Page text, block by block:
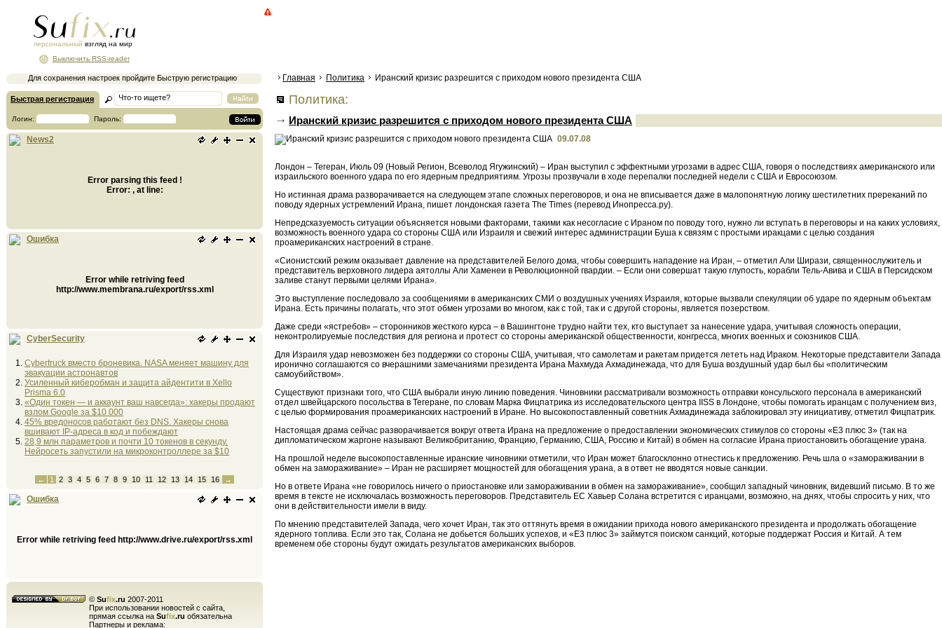
персональный взгляд на мир
Для сохранения настроек пройдите Быструю регистрацию
Выключить RSS-reader
Быстрая регистрация
Логин: Пароль:
News2
Error parsing this feed !
Error: , at line:
Ошибка
Error while retriving feed
http://www.membrana.ru/export/rss.xml
CyberSecurity
Cybertruck вместо броневика. NASA меняет машину для
эвакуации астронавтов
Усиленный киберобман и защита айдентити в Xello
Prisma 6.0
«Один токен — и аккаунт ваш навсегда»: хакеры продают
взлом Google за $10 000
45% вредоносов работают без DNS. Хакеры снова
вшивают IP-адреса в код и побеждают
28,9 млн параметров и почти 10 токенов в секунду.
Нейросеть запустили на микроконтроллере за $10
← 1 2 3 4 5 6 7 8 9 10 11 12 13 14 15 16 →
Ошибка
Error while retriving feed http://www.drive.ru/export/rss.xml
© Sufix.ru 2007-2011
При использовании новостей с сайта,
прямая ссылка на Sufix.ru обязательна
Партнеры и реклама:
Главная Политика Иранский кризис разрешится с приходом нового президента США
Политика:
Иранский кризис разрешится с приходом нового президента США
09.07.08
Лондон – Тегеран, Июль 09 (Новый Регион, Всеволод Ягужинский) – Иран выступил с эффектными угрозами в адрес США, говоря о последствиях американского или
израильского военного удара по его ядерным предприятиям. Угрозы прозвучали в ходе перепалки последней недели с США и Евросоюзом.
Но истинная драма разворачивается на следующем этапе сложных переговоров, и она не вписывается даже в малопонятную логику шестилетних пререканий по
поводу ядерных устремлений Ирана, пишет лондонская газета The Times (перевод Инопресса.ру).
Непредсказуемость ситуации объясняется новыми факторами, такими как несогласие с Ираном по поводу того, нужно ли вступать в переговоры и на каких условиях,
возможность военного удара со стороны США или Израиля и свежий интерес администрации Буша к связям с простыми иракцами с целью создания
проамериканских настроений в стране.
«Сионистский режим оказывает давление на представителей Белого дома, чтобы совершить нападение на Иран, – отметил Али Ширази, священнослужитель и
представитель верховного лидера аятоллы Али Хаменеи в Революционной гвардии. – Если они совершат такую глупость, корабли Тель-Авива и США в Персидском
заливе станут первыми целями Ирана».
Это выступление последовало за сообщениями в американских СМИ о воздушных учениях Израиля, которые вызвали спекуляции об ударе по ядерным объектам
Ирана. Есть причины полагать, что этот обмен угрозами во многом, как с той, так и с другой стороны, является позерством.
Даже среди «ястребов» – сторонников жесткого курса – в Вашингтоне трудно найти тех, кто выступает за нанесение удара, учитывая сложность операции,
неконтролируемые последствия для региона и протест со стороны американской общественности, конгресса, многих военных и союзников США.
Для Израиля удар невозможен без поддержки со стороны США, учитывая, что самолетам и ракетам придется лететь над Ираком. Некоторые представители Запада
иронично соглашаются со вчерашними замечаниями президента Ирана Махмуда Ахмадинежада, что для Буша воздушный удар был бы «политическим
самоубийством».
Существуют признаки того, что США выбрали иную линию поведения. Чиновники рассматривали возможность отправки консульского персонала в американский
отдел швейцарского посольства в Тегеране, по словам Марка Фицпатрика из исследовательского центра IISS в Лондоне, чтобы помогать иранцам с получением виз,
с целью формирования проамериканских настроений в Иране. Но высокопоставленный советник Ахмадинежада заблокировал эту инициативу, отметил Фицпатрик.
Настоящая драма сейчас разворачивается вокруг ответа Ирана на предложение о предоставлении экономических стимулов со стороны «E3 плюс 3» (так на
дипломатическом жаргоне называют Великобританию, Францию, Германию, США, Россию и Китай) в обмен на согласие Ирана приостановить обогащение урана.
На прошлой неделе высокопоставленные иранские чиновники отметили, что Иран может благосклонно отнестись к предложению. Речь шла о «замораживании в
обмен на замораживание» – Иран не расширяет мощностей для обогащения урана, а в ответ не вводятся новые санкции.
Но в ответе Ирана «не говорилось ничего о приостановке или замораживании в обмен на замораживание», сообщил западный чиновник, видевший письмо. В то же
время в тексте не исключалась возможность переговоров. Представитель ЕС Хавьер Солана встретится с иранцами, возможно, на днях, чтобы спросить у них, что
они в действительности имели в виду.
По мнению представителей Запада, чего хочет Иран, так это оттянуть время в ожидании прихода нового американского президента и продолжать обогащение
ядерного топлива. Если это так, Солана не добьется больших успехов, и «E3 плюс 3» займутся поиском санкций, которые поддержат Россия и Китай. А тем
временем обе стороны будут ожидать результатов американских выборов.